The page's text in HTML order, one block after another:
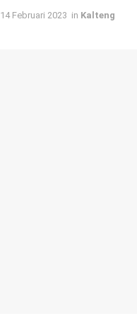
14 Februari 2023 in Kalteng